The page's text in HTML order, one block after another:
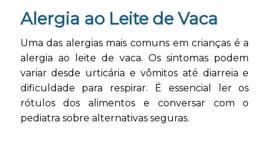
Alergia ao Leite de Vaca
Uma das alergias mais comuns em crianças é a
alergia ao leite de vaca. Os sintomas podem
variar desde urticária e vômitos até diarreia e
dificuldade para respirar. É essencial ler os
rótulos dos alimentos e conversar com o
pediatra sobre alternativas seguras.